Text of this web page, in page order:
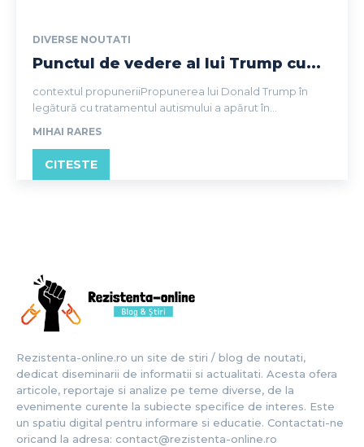
DIVERSE NOUTATI
Punctul de vedere al lui Trump cu...
contextul propuneriiPropunerea lui Donald Trump în
legătură cu tratamentul autismului a apărut în...
MIHAI RARES
CITESTE
Rezistenta-online.ro un site de stiri / blog de noutati,
dedicat diseminarii de informatii si actualitati. Acesta ofera
articole, reportaje si analize pe teme diverse, de la
evenimente curente la subiecte specifice de interes. Este
un spatiu digital pentru informare si educatie. Contactati-ne
oricand la adresa: contact@rezistenta-online.ro